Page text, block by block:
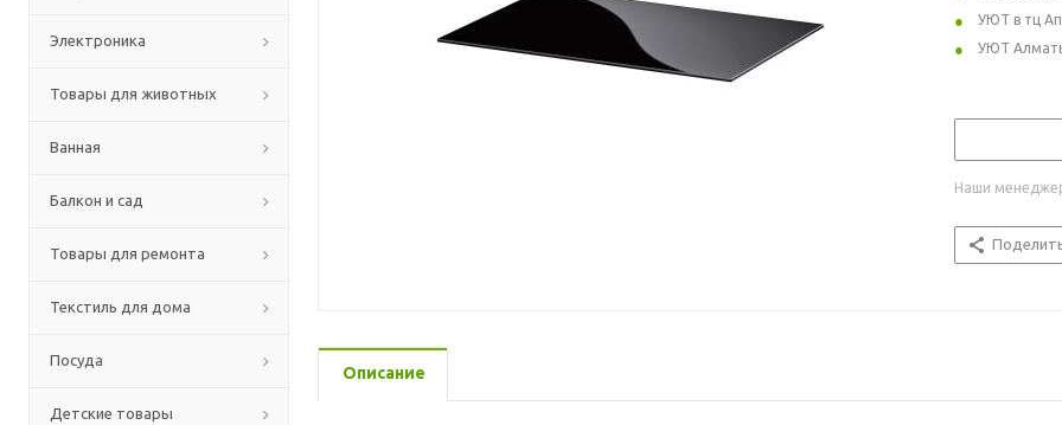
Электроника
Товары для животных
Ванная
Балкон и сад
Товары для ремонта
Текстиль для дома
Посуда
Детские товары
УЮТ в тц
УЮТ
Наши
Описание